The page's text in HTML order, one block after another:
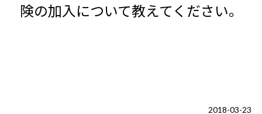
険の加入について教えてください。
2018-03-23